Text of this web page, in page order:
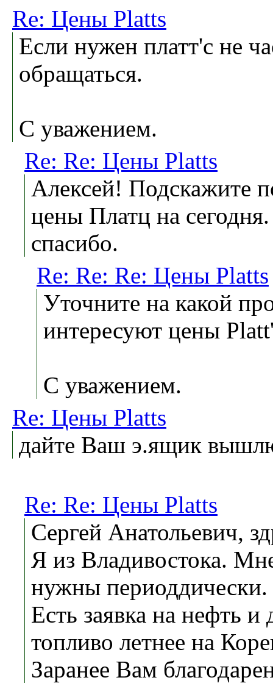
Re: Цены Platts
Если нужен платт'c не
обращаться.
С уважением.
Re: Re: Цены Platts
Алексей! Подскажите
цены Платц на сегодня.
спасибо.
Re: Re: Re: Цены Platts
Уточните на какой
интересуют цены
С уважением.
Re: Цены Platts
дайте Ваш э.ящик
Re: Re: Цены Platts
Сергей Анатольевич,
Я из Владивостока.
нужны периоддически.
Есть заявка на нефть и
топливо летнее на
Заранее Вам